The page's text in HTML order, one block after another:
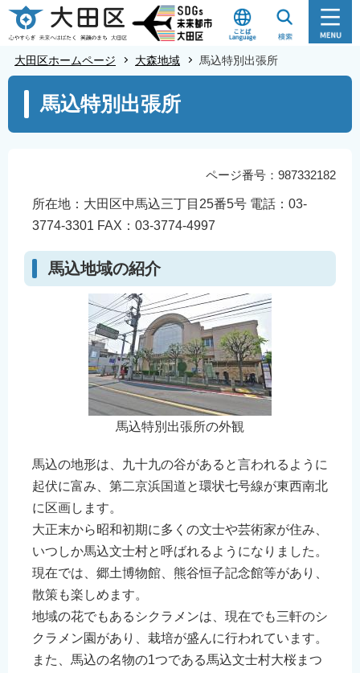
こ
の
ー
大田区ホームページ 大森地域 馬込特別出張所
こ
馬込特別出張所
ページ番号：987332182
所在地：大田区中馬込三丁目25番5号 電話：03-
3774-3301 FAX：03-3774-4997
馬込地域の紹介
馬込特別出張所の外観
馬込の地形は、九十九の谷があると言われるように
起伏に富み、第二京浜国道と環状七号線が東西南北
に区画します。
大正末から昭和初期に多くの文士や芸術家が住み、
いつしか馬込文士村と呼ばれるようになりました。
現在では、郷土博物館、熊谷恒子記念館等があり、
散策も楽しめます。
地域の花でもあるシクラメンは、現在でも三軒のシ
クラメン園があり、栽培が盛んに行われています。
また、馬込の名物の1つである馬込文士村大桜まつ